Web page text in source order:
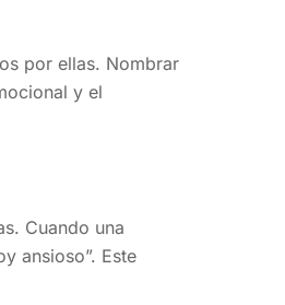
por ellas. Nombrar
y el
Cuando una
ansioso”. Este